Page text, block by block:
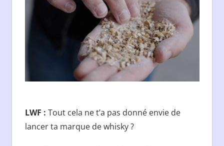
LWF : Tout cela ne t’a pas donné envie de
lancer ta marque de whisky ?